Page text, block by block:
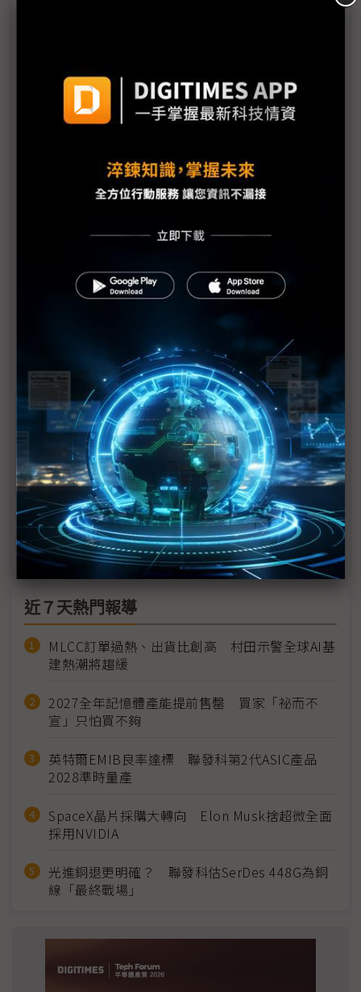
京東方前董座預言7.5代以下產線關廠潮 雙虎：不會
一刀切
賣上癮了？群創關廠效應擴大至子公司 傳啟耀「先
水、Fab 2廠花落矽品
群創關廠進行式「不可能邊流血邊跑馬拉松」 洪進
揚：弱水三千只取一瓢
群創2025年小賺 售廠大戲未完待續「公告」現端倪
評析：面板關廠背後的半導體轉骨大計
「唯一美系大客戶」感滿意 群創FOPLP重點不在出
貨、不排除再關廠
中國偏光板購併塵埃落定2026幾無擴產 價格趨穩釋
出台廠喘息空間
顯示面板產值看增卻「質變」 高世代OLED兵臨城
下LCD產業風險擴大
近７天熱門報導
MLCC訂單過熱、出貨比創高 村田示警全球AI基
建熱潮將趨緩
2027全年記憶體產能提前售罄 買家「祕而不
宣」只怕買不夠
英特爾EMIB良率達標 聯發科第2代ASIC產品
2028準時量產
SpaceX晶片採購大轉向 Elon Musk捨超微全面
採用NVIDIA
光進銅退更明確？ 聯發科估SerDes 448G為銅
線「最終戰場」